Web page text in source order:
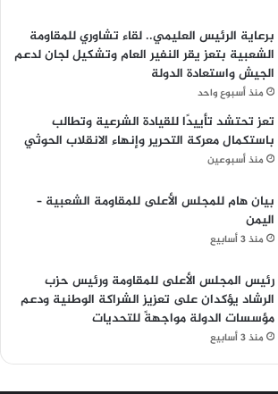
برعاية الرئيس العليمي.. لقاء تشاوري للمقاومة
الشعبية بتعز يقر النفير العام وتشكيل لجان لدعم
الجيش واستعادة الدولة
منذ أسبوع واحد
تعز تحتشد تأييدًا للقيادة الشرعية وتطالب
باستكمال معركة التحرير وإنهاء الانقلاب الحوثي
منذ أسبوعين
بيان هام للمجلس الأعلى للمقاومة الشعبية –
اليمن
منذ 3 أسابيع
رئيس المجلس الأعلى للمقاومة ورئيس حزب
الرشاد يؤكدان على تعزيز الشراكة الوطنية ودعم
مؤسسات الدولة مواجهةً للتحديات
منذ 3 أسابيع